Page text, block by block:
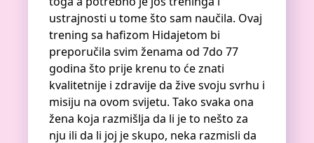
ustrajnosti u tome što sam naučila. Ovaj
trening sa hafizom Hidajetom bi
preporučila svim ženama od 7do 77
godina što prije krenu to će znati
kvalitetnije i zdravije da žive svoju svrhu i
misiju na ovom svijetu. Tako svaka ona
žena koja razmišlja da li je to nešto za
nju ili da li joj je skupo, neka razmisli da